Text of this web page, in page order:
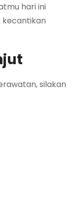
hari ini
kecantikan
silakan